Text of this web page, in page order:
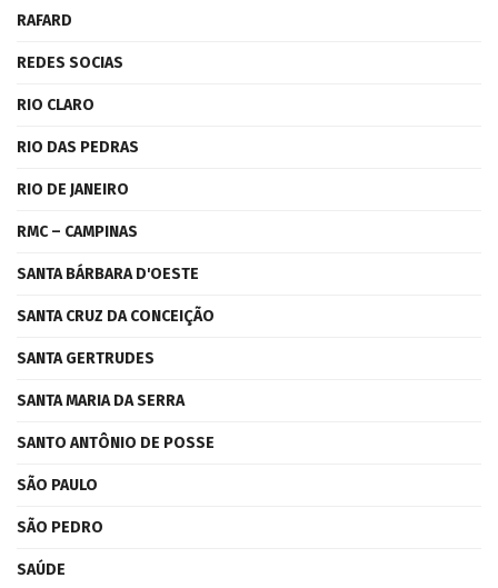
RAFARD
REDES SOCIAS
RIO CLARO
RIO DAS PEDRAS
RIO DE JANEIRO
RMC – CAMPINAS
SANTA BÁRBARA D'OESTE
SANTA CRUZ DA CONCEIÇÃO
SANTA GERTRUDES
SANTA MARIA DA SERRA
SANTO ANTÔNIO DE POSSE
SÃO PAULO
SÃO PEDRO
SAÚDE